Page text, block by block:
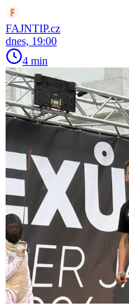
FAJNTIP.cz
dnes, 19:00
4 min